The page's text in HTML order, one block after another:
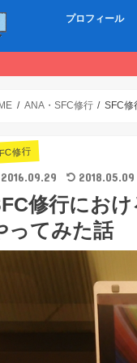
プロフィール
ANA・SFC修行 SFC修
修行
2016.09.29 2018.05.09
修行にお
ってみた話